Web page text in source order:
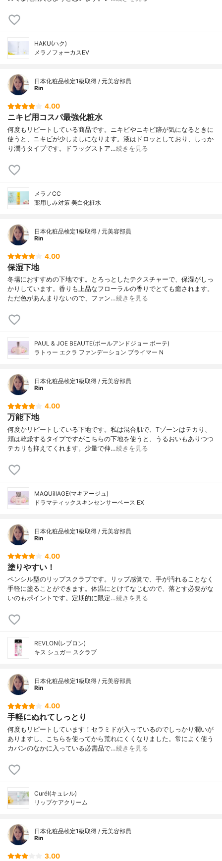
HAKU(ハク)
メラノフォーカスEV
日本化粧品検定1級取得 / 元美容部員
Rin
4.00
ニキビ用コスパ最強化粧水
何度もリピートしている商品です。ニキビやニキビ跡が気になるときに
使うと、ニキビが少しましになります。液はドロッとしており、しっか
り潤うタイプです。ドラッグストア…続きを見る
メラノCC
薬用しみ対策 美白化粧水
日本化粧品検定1級取得 / 元美容部員
Rin
4.00
保湿下地
冬場におすすめの下地です。とろっとしたテクスチャーで、保湿がしっ
かりしています。香りも上品なフローラルの香りでとても癒されます。
ただ色があんまりないので、ファン…続きを見る
PAUL & JOE BEAUTE(ポールアンドジョー ボーテ)
ラトゥー エクラ ファンデーション プライマー N
日本化粧品検定1級取得 / 元美容部員
Rin
4.00
万能下地
何度かリピートしている下地です。私は混合肌で、Tゾーンはテカり、
頬は乾燥するタイプですがこちらの下地を使うと、うるおいもありつつ
テカリも抑えてくれます。少量で伸…続きを見る
MAQUillAGE(マキアージュ)
ドラマティックスキンセンサーベース EX
日本化粧品検定1級取得 / 元美容部員
Rin
4.00
塗りやすい！
ペンシル型のリップスクラブです。リップ感覚で、手が汚れることなく
手軽に塗ることができます。体温にとけてなじむので、落とす必要がな
いのもポイントです。定期的に限定…続きを見る
REVLON(レブロン)
キス シュガー スクラブ
日本化粧品検定1級取得 / 元美容部員
Rin
4.00
手軽にぬれてしっとり
何度もリピートしています！セラミドが入っているのでしっかり潤いが
ありますし、こちらを使ってから荒れにくくなりました。常によく使う
カバンのなかに入っている必需品で…続きを見る
Curél(キュレル)
リップケアクリーム
日本化粧品検定1級取得 / 元美容部員
Rin
3.00